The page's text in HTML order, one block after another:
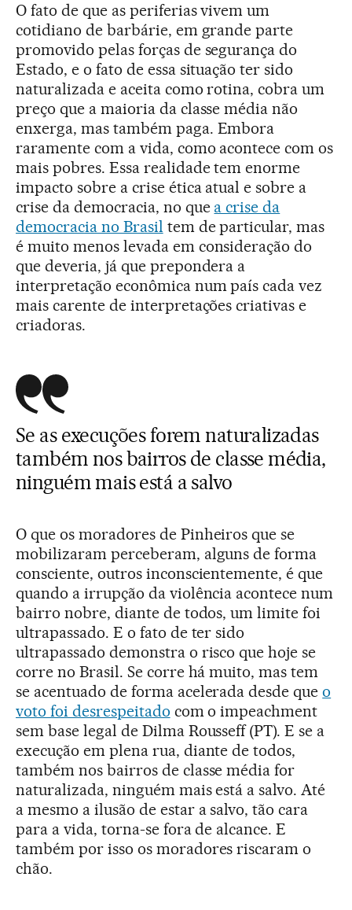
O fato de que as periferias vivem um
cotidiano de barbárie, em grande parte
promovido pelas forças de segurança do
Estado, e o fato de essa situação ter sido
naturalizada e aceita como rotina, cobra um
preço que a maioria da classe média não
enxerga, mas também paga. Embora
raramente com a vida, como acontece com os
mais pobres. Essa realidade tem enorme
impacto sobre a crise ética atual e sobre a
crise da democracia, no que a crise da
democracia no Brasil tem de particular, mas
é muito menos levada em consideração do
que deveria, já que prepondera a
interpretação econômica num país cada vez
mais carente de interpretações criativas e
criadoras.
Se as execuções forem naturalizadas
também nos bairros de classe média,
ninguém mais está a salvo
O que os moradores de Pinheiros que se
mobilizaram perceberam, alguns de forma
consciente, outros inconscientemente, é que
quando a irrupção da violência acontece num
bairro nobre, diante de todos, um limite foi
ultrapassado. E o fato de ter sido
ultrapassado demonstra o risco que hoje se
corre no Brasil. Se corre há muito, mas tem
se acentuado de forma acelerada desde queo
voto foi desrespeitado com o impeachment
sem base legal de Dilma Rousseff (PT). E se a
execução em plena rua, diante de todos,
também nos bairros de classe média for
naturalizada, ninguém mais está a salvo. Até
a mesmo a ilusão de estar a salvo, tão cara
para a vida, torna-se fora de alcance. E
também por isso os moradores riscaram o
chão.